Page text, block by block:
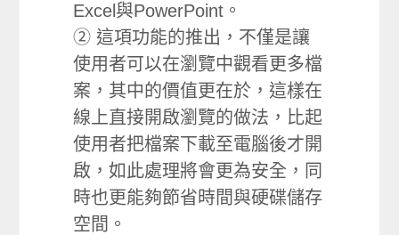
Excel與PowerPoint。
② 這項功能的推出，不僅是讓
使用者可以在瀏覽中觀看更多檔
案，其中的價值更在於，這樣在
線上直接開啟瀏覽的做法，比起
使用者把檔案下載至電腦後才開
啟，如此處理將會更為安全，同
時也更能夠節省時間與硬碟儲存
空間。